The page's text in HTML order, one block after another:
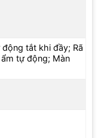
tắt khi đầy; Rã
tự động; Màn